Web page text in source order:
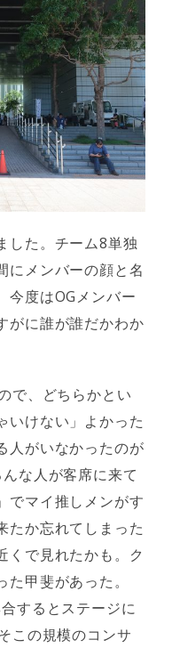
した。チーム8単独
にメンバーの顔と名
今度はOGメンバー
がに誰が誰だかわか
で、どちらかとい
いけない」よかった
人がいなかったのが
な人が客席に来て
でマイ推しメンがす
たか忘れてしまった
くで見れたかも。ク
甲斐があった。
するとステージに
この規模のコンサ